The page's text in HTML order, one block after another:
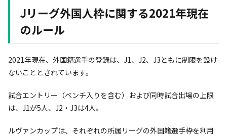
Jリーグ外国人枠に関する2021年現在
のルール
2021年現在、外国籍選手の登録は、J1、J2、J3ともに制限を設け
ないこととされています。
試合エントリー（ベンチ入りを含む）および同時試合出場の上限
は、J1が5人、J2・J3は4人。
ルヴァンカップは、それぞれの所属リーグの外国籍選手枠を利用